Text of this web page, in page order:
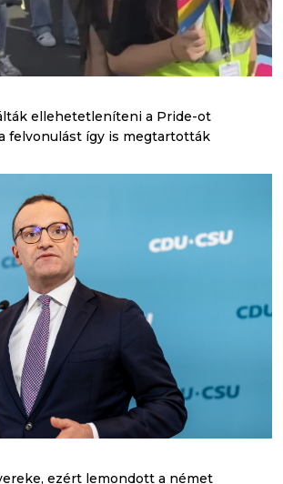
ellehetetleníteni a Pride-ot
felvonulást így is megtartották
ezért lemondott a német